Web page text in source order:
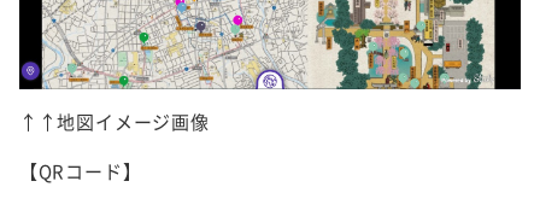
↑↑地図イメージ画像
【QRコード】